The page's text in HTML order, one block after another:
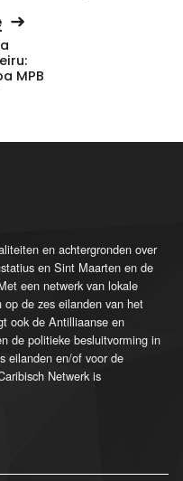
MPB
en achtergronden over
en Sint Maarten en de
een netwerk van lokale
de zes eilanden van het
ook de Antilliaanse en
de politieke besluitvorming in
eilanden en/of voor de
Netwerk is